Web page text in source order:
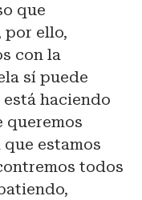
que
por ello,
con la
sí puede
está haciendo
queremos
estamos
todos